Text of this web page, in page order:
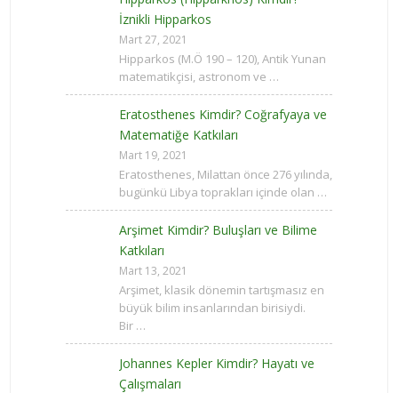
İznikli Hipparkos
Mart 27, 2021
Hipparkos (M.Ö 190 – 120), Antik Yunan
matematikçisi, astronom ve …
Eratosthenes Kimdir? Coğrafyaya ve
Matematiğe Katkıları
Mart 19, 2021
Eratosthenes, Milattan önce 276 yılında,
bugünkü Libya toprakları içinde olan …
Arşimet Kimdir? Buluşları ve Bilime
Katkıları
Mart 13, 2021
Arşimet, klasik dönemin tartışmasız en
büyük bilim insanlarından birisiydi.
Bir …
Johannes Kepler Kimdir? Hayatı ve
Çalışmaları